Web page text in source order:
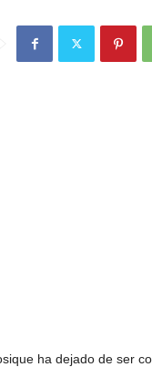
ha dejado de ser